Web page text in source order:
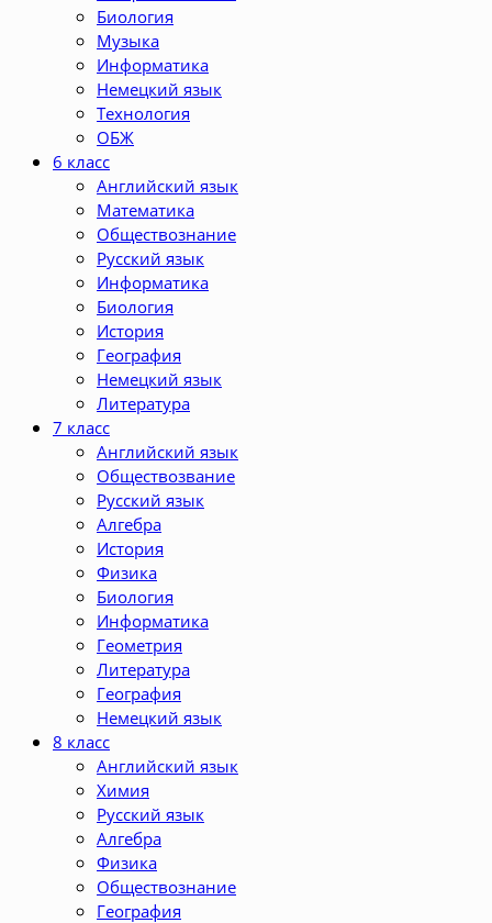
Биология
Музыка
Информатика
Немецкий язык
Технология
ОБЖ
6 класс
Английский язык
Математика
Обществознание
Русский язык
Информатика
Биология
История
География
Немецкий язык
Литература
7 класс
Английский язык
Обществозвание
Русский язык
Алгебра
История
Физика
Биология
Информатика
Геометрия
Литература
География
Немецкий язык
8 класс
Английский язык
Химия
Русский язык
Алгебра
Физика
Обществознание
География